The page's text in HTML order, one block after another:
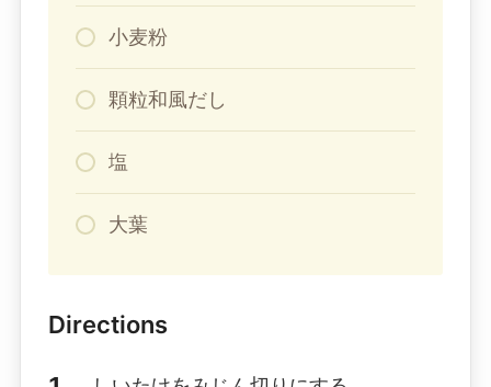
小麦粉
顆粒和風だし
塩
大葉
Directions